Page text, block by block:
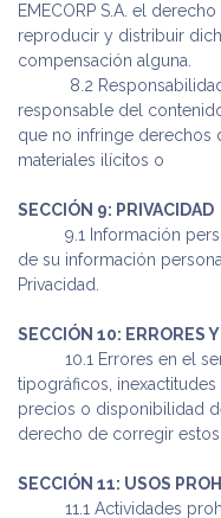
EMECORP S.A. el
reproducir y distribuir
compensación alguna.
8.2
responsable del
que no infringe derechos
materiales ilícitos o
SECCIÓN 9: PRIVACIDAD
​9.1 Información
de su información
Privacidad.
SECCIÓN 10: ERRORES
​10.1 Errores en el
tipográficos,
precios o disponibilidad
derecho de corregir
SECCIÓN 11: USOS
​11.1 Actividades